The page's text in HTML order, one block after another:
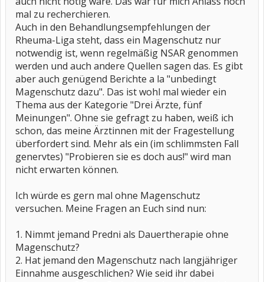
mal zu recherchieren.
Auch in den Behandlungsempfehlungen der
Rheuma-Liga steht, dass ein Magenschutz nur
notwendig ist, wenn regelmäßig NSAR genommen
werden und auch andere Quellen sagen das. Es gibt
aber auch genügend Berichte a la "unbedingt
Magenschutz dazu". Das ist wohl mal wieder ein
Thema aus der Kategorie "Drei Ärzte, fünf
Meinungen". Ohne sie gefragt zu haben, weiß ich
schon, das meine Ärztinnen mit der Fragestellung
überfordert sind. Mehr als ein (im schlimmsten Fall
genervtes) "Probieren sie es doch aus!" wird man
nicht erwarten können.
Ich würde es gern mal ohne Magenschutz
versuchen. Meine Fragen an Euch sind nun:
1. Nimmt jemand Predni als Dauertherapie ohne
Magenschutz?
2. Hat jemand den Magenschutz nach langjähriger
Einnahme ausgeschlichen? Wie seid ihr dabei